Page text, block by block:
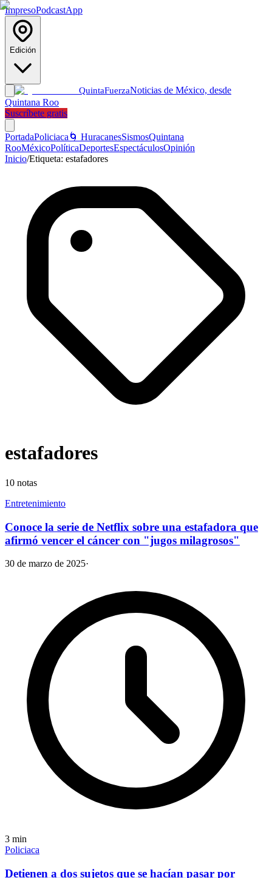
ImpresoPodcastApp
Edición
QuintaFuerzaNoticias de México, desde
Quintana Roo
Suscríbete gratis
PortadaPoliciaca 🌀 HuracanesSismosQuintana
RooMéxicoPolíticaDeportesEspectáculosOpinión
Inicio/Etiqueta: estafadores
estafadores
10 notas
Entretenimiento
Conoce la serie de Netflix sobre una estafadora que
afirmó vencer el cáncer con "jugos milagrosos"
30 de marzo de 2025·
3 min
Policiaca
Detienen a dos sujetos que se hacían pasar por